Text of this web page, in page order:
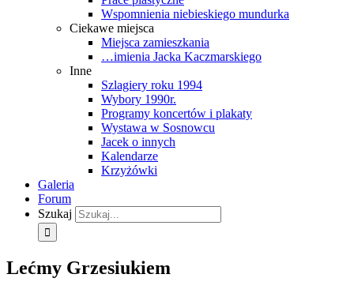
Wspomnienia niebieskiego mundurka
Ciekawe miejsca
Miejsca zamieszkania
…imienia Jacka Kaczmarskiego
Inne
Szlagiery roku 1994
Wybory 1990r.
Programy koncertów i plakaty
Wystawa w Sosnowcu
Jacek o innych
Kalendarze
Krzyżówki
Galeria
Forum
Szukaj
Lećmy Grzesiukiem